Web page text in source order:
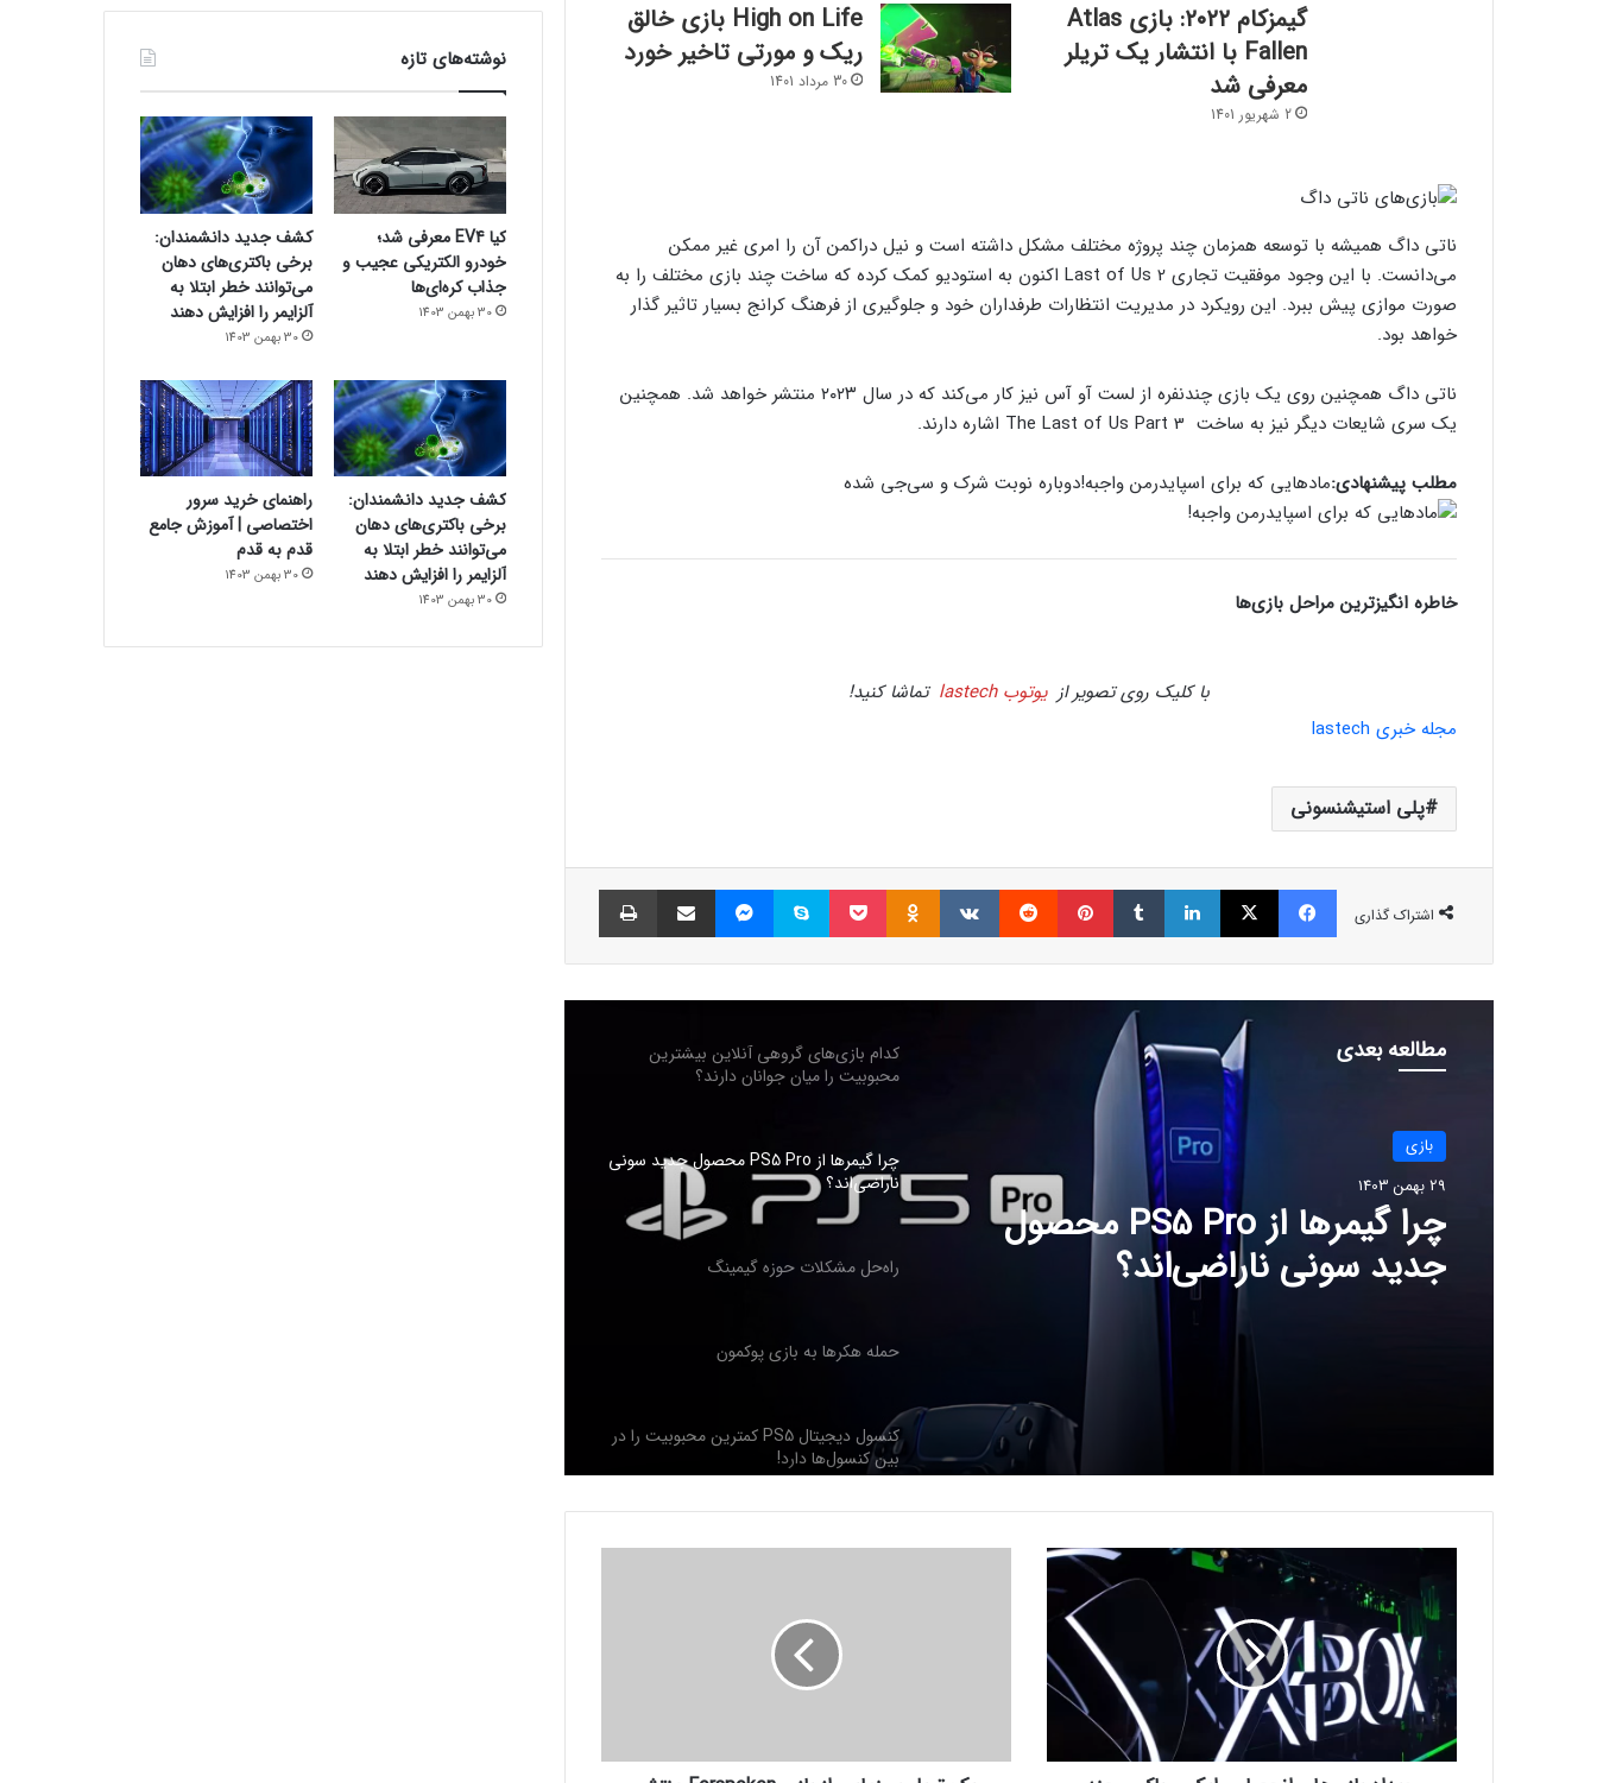
گیمزکام ۲۰۲۲: بازی Atlas
Fallen با انتشار یک تریلر
معرفی شد
2 شهریور 1401
High on Life بازی خالق
ریک و مورتی تاخیر خورد
30 مرداد 1401
ناتی داگ همیشه با توسعه همزمان چند پروژه مختلف مشکل داشته است و نیل دراکمن آن را امری غیر ممکن
می‌دانست. با این وجود موفقیت تجاری Last of Us 2 اکنون به استودیو کمک کرده که ساخت چند بازی مختلف را به
صورت موازی پیش ببرد. این رویکرد در مدیریت انتظارات طرفداران خود و جلوگیری از فرهنگ کرانج بسیار تاثیر گذار
خواهد بود.
ناتی داگ همچنین روی یک بازی چندنفره از لست آو آس نیز کار می‌کند که در سال ۲۰۲۳ منتشر خواهد شد. همچنین
یک سری شایعات دیگر نیز به ساخت The Last of Us Part 3 اشاره دارند.
مطلب پیشنهادی:مادهایی که برای اسپایدرمن واجبه!دوباره نوبت شرک و سی‌جی شده
خاطره انگیزترین مراحل بازی‌ها
با کلیک روی تصویر از یوتوب lastech
تماشا کنید!
مجله خبری lastech
پلی استیشنسونی
اشتراک گذاری
فیسبوک ایکس لینکداین تامبلر پینتریست Reddit
VKontakte
Odnoklassniki پاکت اسکایپ مسنجر اشتراک گذاری با ایمیل
مطالعه بعدی
بازی
29 بهمن 1403
چرا گیمرها از PS5 Pro محصول
جدید سونی ناراضی‌اند؟
کنسول دیجیتال PS5 کمترین محبوبیت را در
گسترده‌ای شد
منفی ندارد
کدام بازی‌های گروهی آنلاین بیشترین
محبوبیت را میان جوانان دارند؟
چرا گیمرها از PS5 Pro محصول جدید سونی
ناراضی‌اند؟
راه‌حل مشکلات حوزه گیمینگ
حمله هکرها به بازی پوکمون
کنسول دیجیتال PS5 کمترین محبوبیت را در
بین کنسول‌ها دارد!
اینفوگرافیک: در سال ۲۰۲۵ منتظر این
رفع فیلتر گوگل پلی به حل مشکلات سازندگان
بازی‌ها کمک خواهد کرد؟
جذب سرمایه ۱۰ میلیون دلاری توسط شرکت
ی
د
ا
ز
ی
نوشته‌های تازه
کیا EV4 معرفی شد؛
خودرو الکتریکی عجیب و
جذاب کره‌ای‌ها
30 بهمن 1403
کشف جدید دانشمندان:
برخی باکتری‌های دهان
می‌توانند خطر ابتلا به
آلزایمر را افزایش دهند
30 بهمن 1403
کشف جدید دانشمندان:
برخی باکتری‌های دهان
می‌توانند خطر ابتلا به
آلزایمر را افزایش دهند
30 بهمن 1403
راهنمای خرید سرور
اختصاصی | آموزش جامع
قدم به قدم
30 بهمن 1403